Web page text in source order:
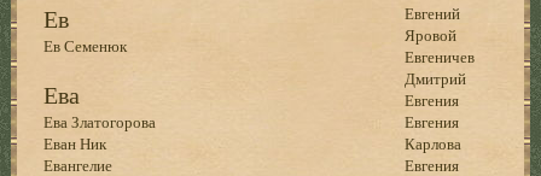
Ев
Ев Семенюк
Ева
Ева Златогорова
Еван Ник
Евангелие
Евгений
Яровой
Евгеничев
Дмитрий
Евгения
Евгения
Карлова
Евгения